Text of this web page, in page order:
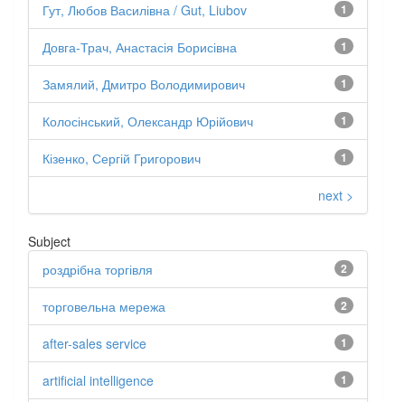
1
Гут, Любов Василівна / Gut, Liubov
1
Довга-Трач, Анастасія Борисівна
1
Замялий, Дмитро Володимирович
1
Колосінський, Олександр Юрійович
1
Кізенко, Сергій Григорович
next >
Subject
2
роздрібна торгівля
2
торговельна мережа
1
after-sales service
1
artificial intelligence